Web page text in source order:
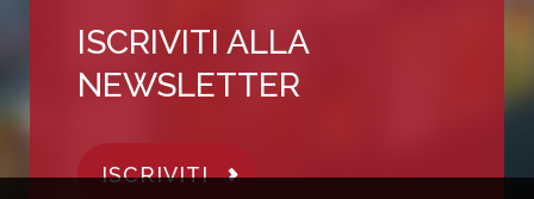
ISCRIVITI ALLA
NEWSLETTER
ISCRIVITI